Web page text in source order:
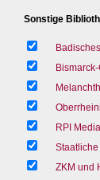
Sonstige
RPI
ZKM und